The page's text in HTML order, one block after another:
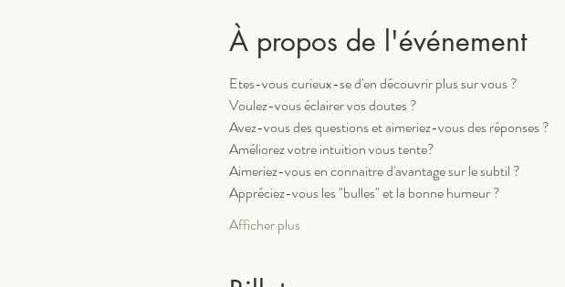
À propos de l'événement
Etes-vous curieux-se d'en découvrir plus sur vous ?
Voulez-vous éclairer vos doutes ?
Avez-vous des questions et aimeriez-vous des réponses ?
Améliorez votre intuition vous tente?
Aimeriez-vous en connaitre d'avantage sur le subtil ?
Appréciez-vous les "bulles" et la bonne humeur ?
Afficher plus